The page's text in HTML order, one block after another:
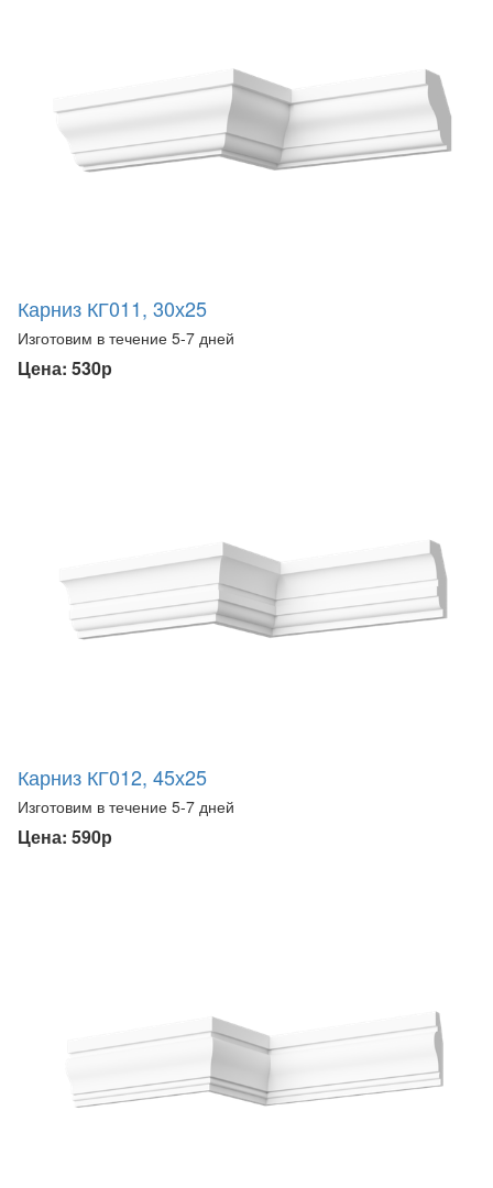
Карниз КГ011, 30х25
Изготовим в течение 5-7 дней
Цена: 530р
Карниз КГ012, 45х25
Изготовим в течение 5-7 дней
Цена: 590р